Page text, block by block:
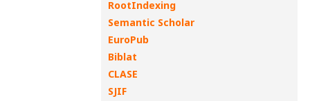
RootIndexing
Semantic Scholar
EuroPub
Biblat
CLASE
SJIF